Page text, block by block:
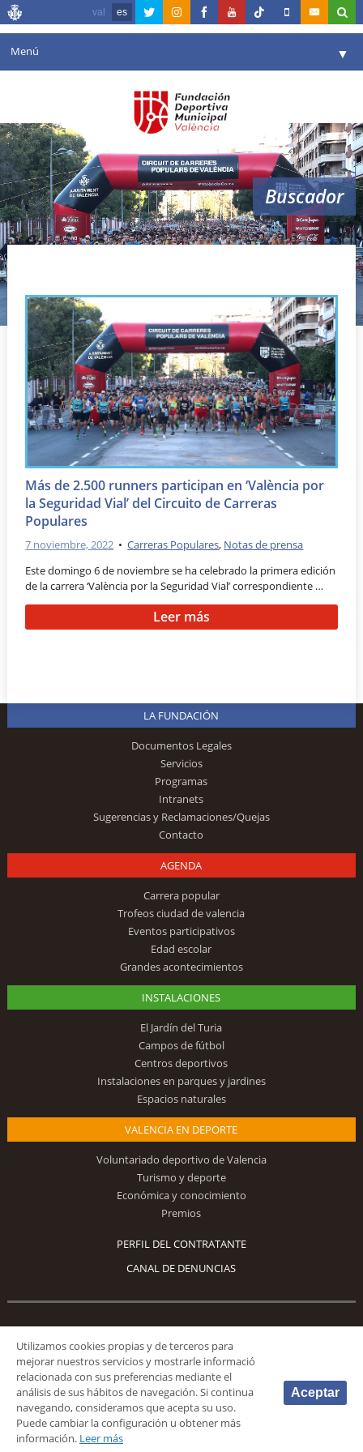
val es
Menú ▼
Agenda
Instalaciones ▼
Comunicación ▼
Valencia en deporte ▼
Reservas
Buscador
València Run
Más de 2.500 runners participan en ‘València por
la Seguridad Vial’ del Circuito de Carreras
Populares
7 noviembre, 2022 •Carreras Populares, Notas de prensa
Este domingo 6 de noviembre se ha celebrado la primera edición
de la carrera ‘València por la Seguridad Vial’ correspondiente …
Leer más
LA FUNDACIÓN
Documentos Legales
Servicios
Programas
Intranets
Sugerencias y Reclamaciones/Quejas
Contacto
AGENDA
Carrera popular
Trofeos ciudad de valencia
Eventos participativos
Edad escolar
Grandes acontecimientos
INSTALACIONES
El Jardín del Turia
Campos de fútbol
Centros deportivos
Instalaciones en parques y jardines
Espacios naturales
VALENCIA EN DEPORTE
Voluntariado deportivo de Valencia
Turismo y deporte
Económica y conocimiento
Premios
PERFIL DEL CONTRATANTE
CANAL DE DENUNCIAS
Síguenos
© 2026 Fundación Deportiva Municipal Valencia |AVISO LEGAL
PRIVACIDAD
Utilizamos cookies propias y de terceros para
mejorar nuestros servicios y mostrarle informació
relacionada con sus preferencias mediante el
análisis de sus hábitos de navegación. Si continua
navegando, consideramos que acepta su uso.
Puede cambiar la configuración u obtener más
información. Leer más
Aceptar